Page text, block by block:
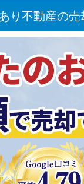
り不動産の